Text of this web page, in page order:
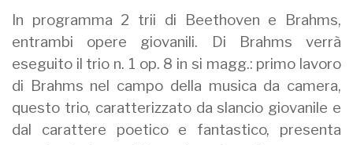
In programma 2 trii di Beethoven e Brahms,
entrambi opere giovanili. Di Brahms verrà
eseguito il trio n. 1 op. 8 in si magg.: primo lavoro
di Brahms nel campo della musica da camera,
questo trio, caratterizzato da slancio giovanile e
dal carattere poetico e fantastico, presenta